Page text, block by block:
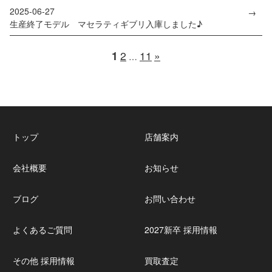
2025-06-27
生産終了モデル マセラティギブリ入庫しました♪
1 2 … 11 »
トップ 店舗案内
会社概要 お知らせ
ブログ お問い合わせ
よくあるご質問 2027新卒 採用情報
その他 採用情報 買取査定